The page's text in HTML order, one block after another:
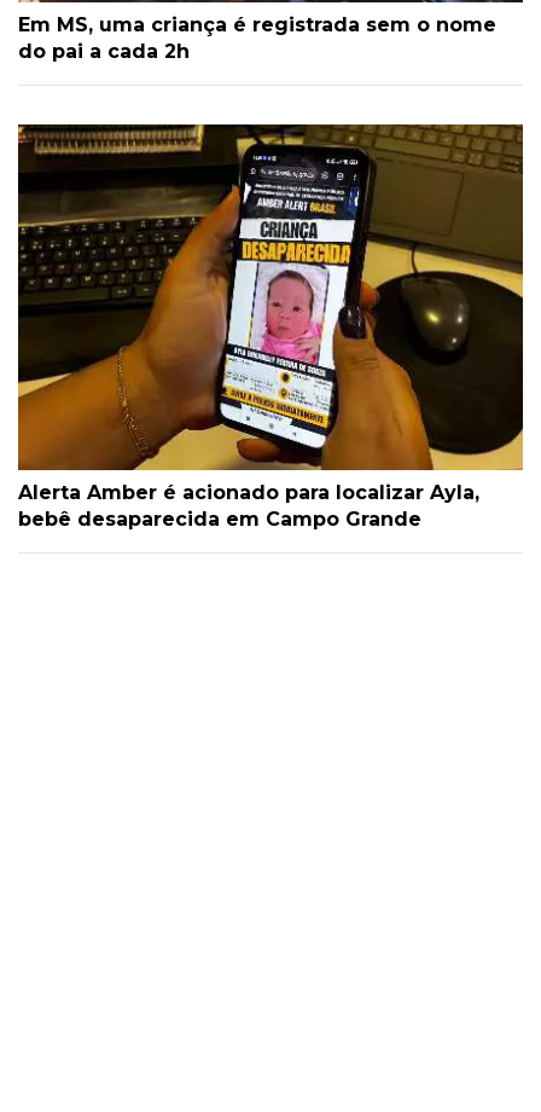
Em MS, uma criança é registrada sem o nome
do pai a cada 2h
Alerta Amber é acionado para localizar Ayla,
bebê desaparecida em Campo Grande